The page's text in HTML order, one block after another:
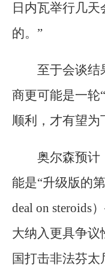
日内瓦举行几
的。”
至于会谈结
商更可能是一轮
顺利，才有望为
奥尔森预计
能是“升级版的
deal on
大纳入更具争议
国打击非法芬